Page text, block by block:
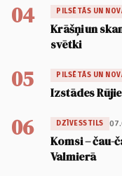
04 PILSĒTĀS UN
Krāšņi un
svētki
05 PILSĒTĀS UN
Izstādes
06 DZĪVESSTILS
Komsi – čau-
Valmierā